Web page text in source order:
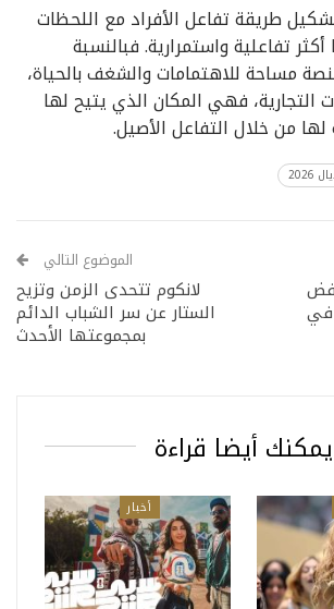
طريقة تفاعل الأفراد مع اللحظات
تفاعلية واستمرارية. فبالنسبة
مساحة للاهتمامات والشغف بالحياة،
التجارية، فهي المكان الذي يتيح لها
من خلال التفاعل الأصيل.
في
الموضوع التالي
لانكوم تتحدى الزمن وتزيح
الستار عن سر الشباب الدائم
بمجموعتها الأحدث
يمكنك أيضا قراءة
أخبار